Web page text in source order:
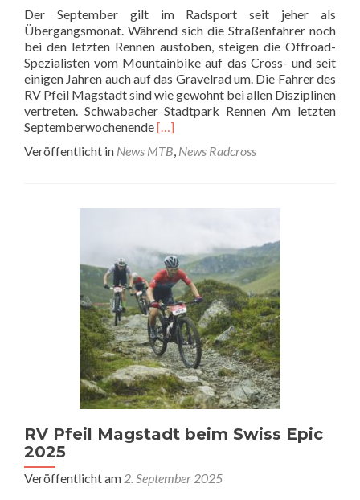
Der September gilt im Radsport seit jeher als
Übergangsmonat. Während sich die Straßenfahrer noch
bei den letzten Rennen austoben, steigen die Offroad-
Spezialisten vom Mountainbike auf das Cross- und seit
einigen Jahren auch auf das Gravelrad um. Die Fahrer des
RV Pfeil Magstadt sind wie gewohnt bei allen Disziplinen
vertreten. Schwabacher Stadtpark Rennen Am letzten
SeptemberwochenendeRead
about
Straße
[…]
Veröffentlicht in News MTB, News Radcross
RV Pfeil Magstadt beim Swiss Epic
2025
Veröffentlicht am 2. September 2025